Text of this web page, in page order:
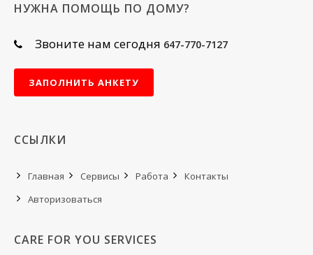
НУЖНА ПОМОЩЬ ПО ДОМУ?
Звоните нам сегодня 647-770-7127
ЗАПОЛНИТЬ АНКЕТУ
ССЫЛКИ
Главная Сервисы Работа
Контакты
Авторизоваться
CARE FOR YOU SERVICES